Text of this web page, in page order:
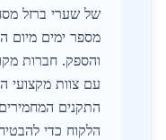
של שערי ברזל
מספר ימים מיום
והספק. חברות
עם צוות מקצועי
התקנים
הלקוח כדי